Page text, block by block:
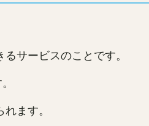
サービスのことです。
ます。